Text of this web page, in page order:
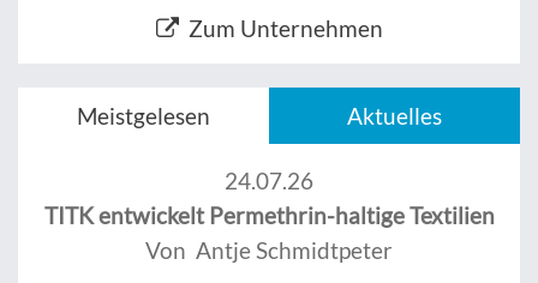
Zum Unternehmen
Meistgelesen Aktuelles
24.07.26
TITK entwickelt Permethrin-haltige Textilien
Von Antje Schmidtpeter